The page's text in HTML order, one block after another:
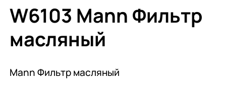
W6103 Mann Фильтр
масляный
Mann Фильтр масляный